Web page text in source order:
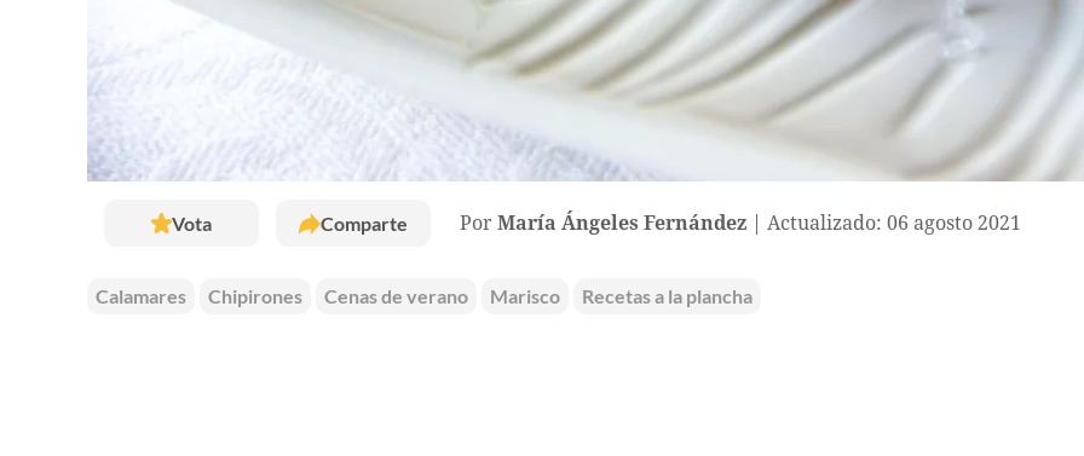
Vota Comparte Por María Ángeles Fernández Actualizado: 06 agosto 2021
Calamares Chipirones Cenas de verano Marisco Recetas a la plancha